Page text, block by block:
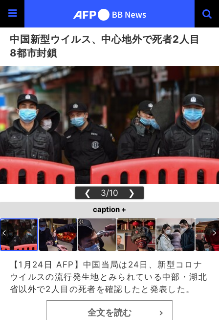
中国新型ウイルス、中心地外で死者2人目
8都市封鎖
❮ 3/10 ❯
caption +
【1月24日 AFP】中国当局は24日、新型コロナ
ウイルスの流行発生地とみられている中部・湖北
省以外で2人目の死者を確認したと発表した。
全文を読む >